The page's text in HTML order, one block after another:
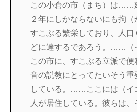
この小倉の市（まち）は……
２年にしかならないにも拘（
すこぶる繁栄しており、人口
どに達するであろう。……（
この市に、すこぶる立派で便
音の説教にとってたいそう重
している。……ここには（イ
人が居住している。彼らは、